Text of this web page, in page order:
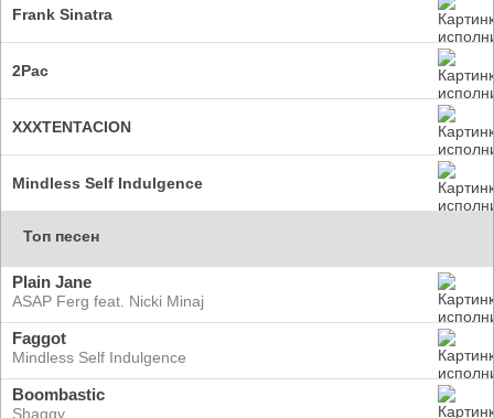
Frank Sinatra
2Pac
XXXTENTACION
Mindless Self Indulgence
Топ песен
Plain Jane
ASAP Ferg feat. Nicki Minaj
Faggot
Mindless Self Indulgence
Boombastic
Shaggy